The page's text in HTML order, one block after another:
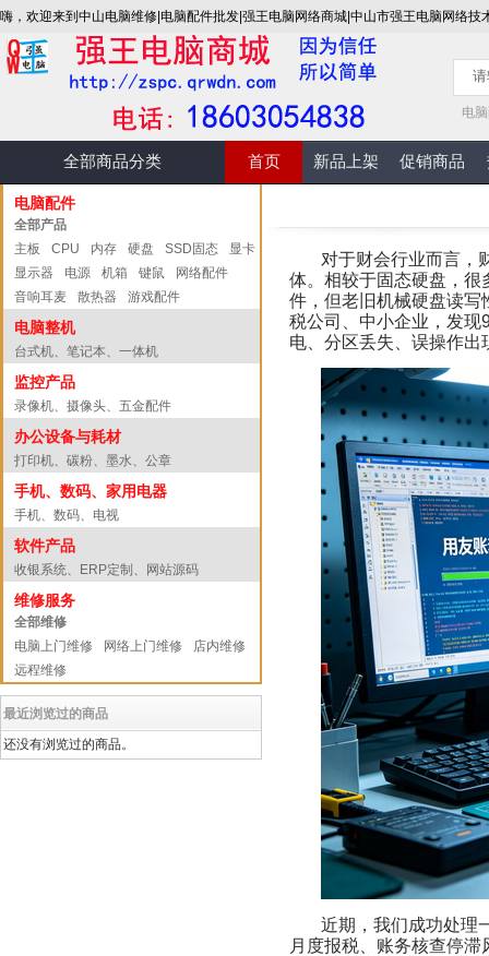
嗨，欢迎来到中山电脑维修|电脑配件批发|强王电脑网络商城|中山市强王电脑网络技
电
全部商品分类 首页 新品上架 促销商品
电脑配件
全部产品
主板
CPU 内存 硬盘 SSD固态
显卡
显示器
电源 机箱 键鼠
网络配件
音响耳麦
散热器 游戏配件
电脑整机
台式机、笔记本、一体机
监控产品
录像机、摄像头、五金配件
办公设备与耗材
打印机、碳粉、墨水、公章
手机、数码、家用电器
手机、数码、电视
软件产品
收银系统、ERP定制、网站源码
维修服务
全部维修
电脑上门维修
网络上门维修
店内维修
远程维修
最近浏览过的商品
还没有浏览过的商品。
对于财会行业而言，
体。相较于固态硬盘，很
件，但老旧机械硬盘读写
税公司、中小企业，发现
电、分区丢失、误操作出
近期，我们成功处理
月度报税、账务核查停